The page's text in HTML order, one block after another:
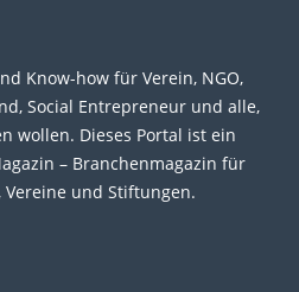
Know-how für Ver­ein, NGO,
Social Entre­pre­neur und alle,
wol­len. Die­ses Por­tal ist ein
– Bran­chen­magazin für
Ver­eine und Stif­tun­gen.